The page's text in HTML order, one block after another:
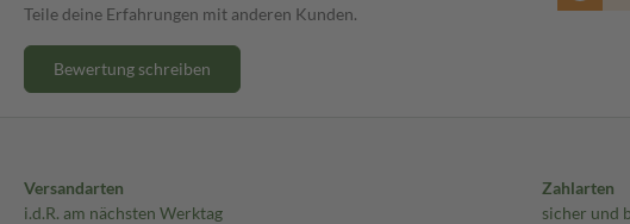
Teile deine Erfahrungen mit anderen Kunden.
Bewertung schreiben
Versandarten
i.d.R. am nächsten Werktag
Zahlarten
sicher und